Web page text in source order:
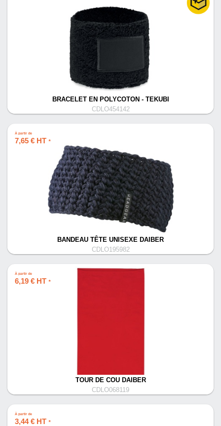
BRACELET EN POLYCOTON - TEKUBI
CDLO454142
À partir de
7,65 € HT *
BANDEAU TÊTE UNISEXE DAIBER
CDLO195982
À partir de
6,19 € HT *
TOUR DE COU DAIBER
CDLO068119
À partir de
3,44 € HT *